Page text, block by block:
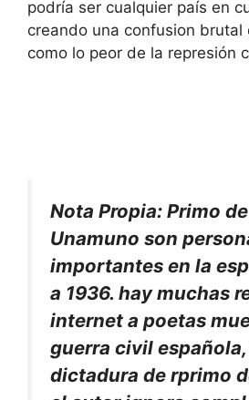
podría ser cualquier país en
creando una confusion brutal
como lo peor de la represión
Nota Propia: Primo
Unamuno son
importantes en la
a 1936. hay muchas
internet a poetas
guerra civil española,
dictadura de rprimo